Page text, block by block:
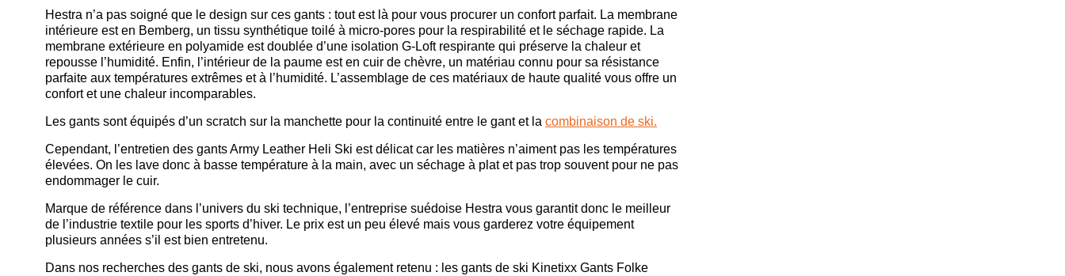
Hestra n’a pas soigné que le design sur ces gants : tout est là pour vous procurer un confort parfait. La membrane
intérieure est en Bemberg, un tissu synthétique toilé à micro-pores pour la respirabilité et le séchage rapide. La
membrane extérieure en polyamide est doublée d’une isolation G-Loft respirante qui préserve la chaleur et
repousse l’humidité. Enfin, l’intérieur de la paume est en cuir de chèvre, un matériau connu pour sa résistance
parfaite aux températures extrêmes et à l’humidité. L’assemblage de ces matériaux de haute qualité vous offre un
confort et une chaleur incomparables.
Les gants sont équipés d’un scratch sur la manchette pour la continuité entre le gant et la combinaison de ski.
Cependant, l’entretien des gants Army Leather Heli Ski est délicat car les matières n’aiment pas les températures
élevées. On les lave donc à basse température à la main, avec un séchage à plat et pas trop souvent pour ne pas
endommager le cuir.
Marque de référence dans l’univers du ski technique, l’entreprise suédoise Hestra vous garantit donc le meilleur
de l’industrie textile pour les sports d’hiver. Le prix est un peu élevé mais vous garderez votre équipement
plusieurs années s’il est bien entretenu.
Dans nos recherches des gants de ski, nous avons également retenu : les gants de ski Kinetixx Gants Folke